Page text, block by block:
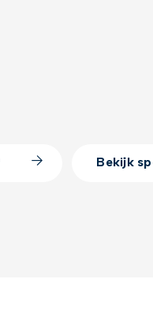
Bekijk